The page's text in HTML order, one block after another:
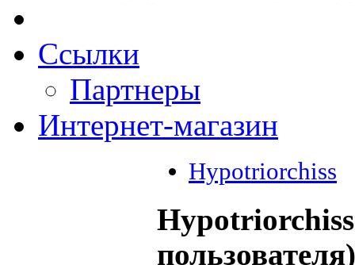
Ссылки
Партнеры
Интернет-магазин
Hypotriorchiss
пользователя)